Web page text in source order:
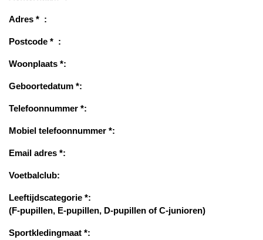
Adres * :
Postcode * :
Woonplaats *:
Geboortedatum *:
Telefoonnummer *:
Mobiel telefoonnummer *:
Email adres *:
Voetbalclub:
Leeftijdscategorie *:
(F-pupillen, E-pupillen, D-pupillen of C-junioren)
Sportkledingmaat *: